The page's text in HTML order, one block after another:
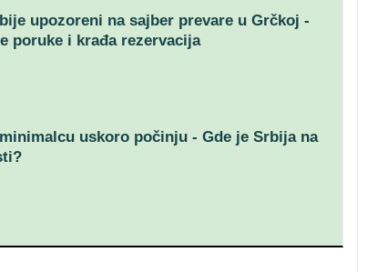
upozoreni na sajber prevare u Grčkoj -
poruke i krađa rezervacija
uskoro počinju - Gde je Srbija na